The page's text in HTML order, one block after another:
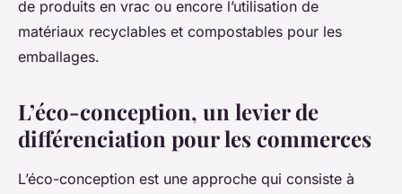
de produits en vrac ou encore l’utilisation de
matériaux recyclables et compostables pour les
emballages.
L’éco-conception, un levier de
différenciation pour les commerces
L’éco-conception est une approche qui consiste à